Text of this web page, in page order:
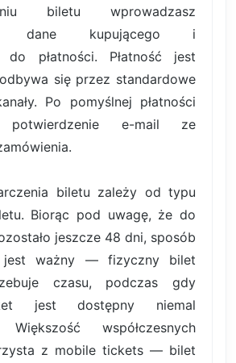
biletu wprowadzasz
dane kupującego i
do płatności. Płatność jest
się przez standardowe
Po pomyślnej płatności
potwierdzenie e-mail ze
biletu zależy od typu
Biorąc pod uwagę, że do
jeszcze 48 dni, sposób
jest ważny — fizyczny bilet
czasu, podczas gdy
jest dostępny niemal
Większość współczesnych
z mobile tickets — bilet